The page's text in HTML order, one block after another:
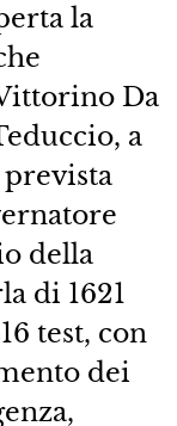
la
Da
a
della
di 1621
test, con
dei